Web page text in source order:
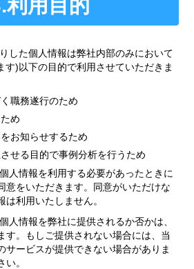
利用目的
した個人情報は弊社内部のみにおいて
す)以下の目的で利用させていただきま
職務遂行のため
め
お知らせするため
せる目的で事例分析を行うため
情報を利用する必要があったときに
意をいただきます。同意がいただけな
利用いたしません。
情報を弊社に提供されるか否かは、
す。もしご提供されない場合には、当
サービスが提供できない場合がありま
。